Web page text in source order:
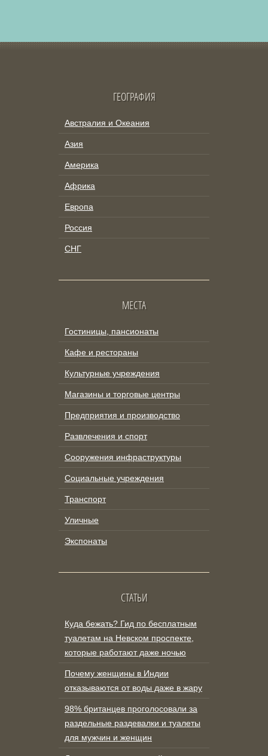
ГЕОГРАФИЯ
Австралия и Океания
Азия
Америка
Африка
Европа
Россия
СНГ
МЕСТА
Гостиницы, пансионаты
Кафе и рестораны
Культурные учреждения
Магазины и торговые центры
Предприятия и производство
Развлечения и спорт
Сооружения инфраструктуры
Социальные учреждения
Транспорт
Уличные
Экспонаты
СТАТЬИ
Куда бежать? Гид по бесплатным
туалетам на Невском проспекте,
которые работают даже ночью
Почему женщины в Индии
отказываются от воды даже в жару
98% британцев проголосовали за
раздельные раздевалки и туалеты
для мужчин и женщин